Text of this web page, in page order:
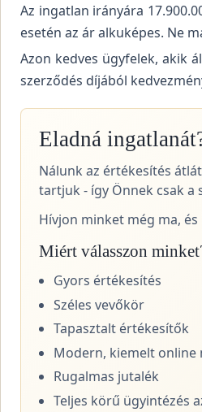
Az ingatlan irányára
esetén az ár alkuképes. Ne
Azon kedves ügyfelek, akik
szerződés díjából
Eladná
Nálunk az értékesítés
tartjuk - így Önnek csak a
Hívjon minket még ma,
Miért válasszon
Gyors értékesítés
Széles vevőkör
Tapasztalt értékesítők
Modern, kiemelt online
Rugalmas jutalék
Teljes körű ügyintézés